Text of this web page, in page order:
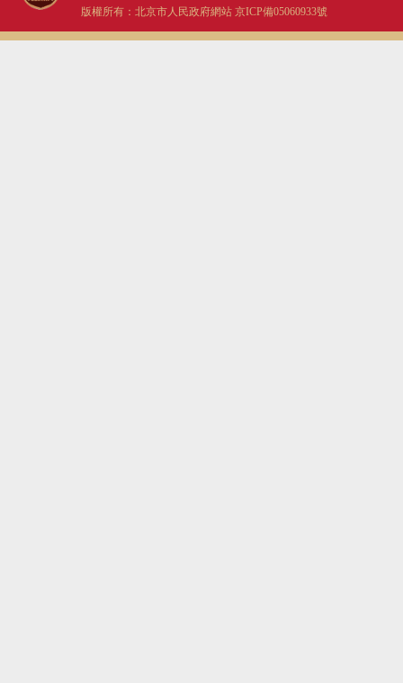
版權所有：北京市人民政府網站 京ICP備05060933號